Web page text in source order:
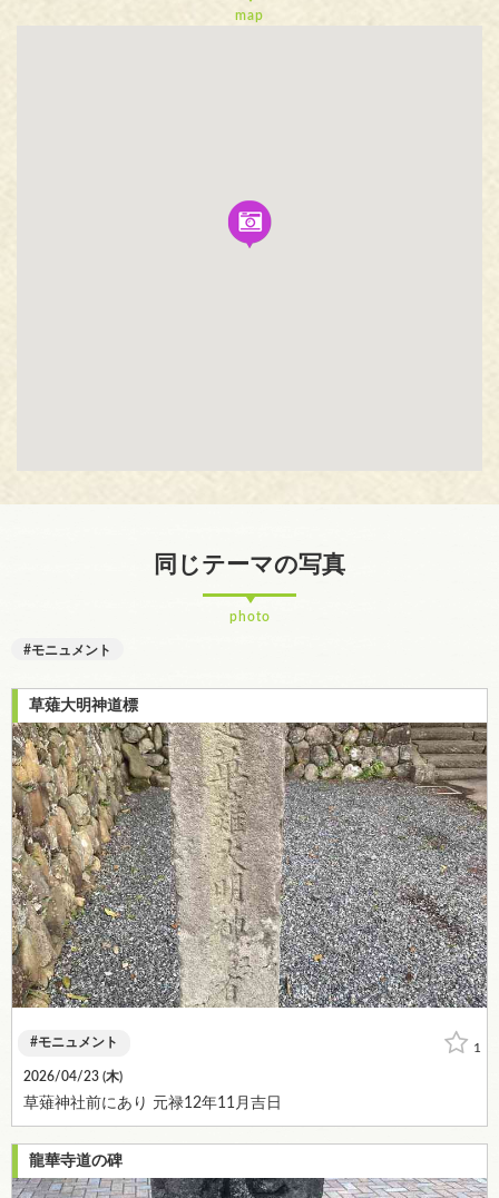
map
同じテーマの写真
photo
モニュメント
草薙大明神道標
1
モニュメント
2026/04/23 (木)
草薙神社前にあり 元禄12年11月吉日
龍華寺道の碑